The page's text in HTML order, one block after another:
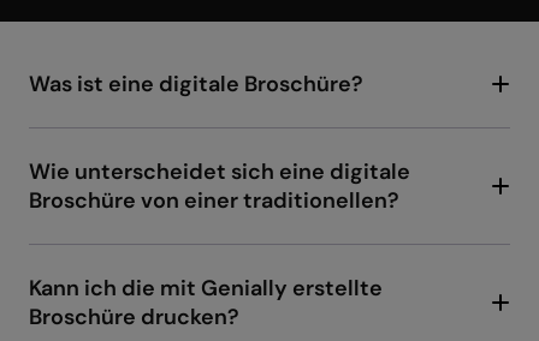
Was ist eine digitale Broschüre?
Eine digitale Broschüre ist eine interaktive und
designed, um zu beeindrucken und zu fesseln.
Wie unterscheidet sich eine digitale
Broschüre von einer traditionellen?
Während eine traditionelle Broschüre statisch
Bildschirme und maximiert das Engagement.
Kann ich die mit Genially erstellte
Broschüre drucken?
Natürlich! Sobald du deine Broschüre